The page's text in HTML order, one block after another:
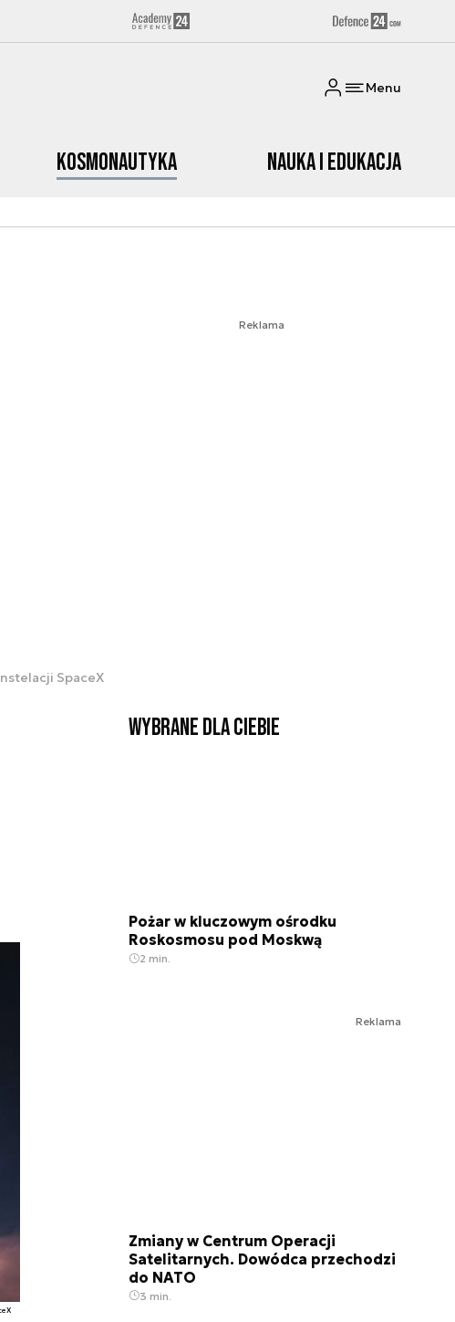
Menu
Kosmonautyka Nauka i edukacja
Reklama
SpaceX
Wybrane dla Ciebie
Pożar w kluczowym ośrodku
Roskosmosu pod Moskwą
2 min.
Reklama
Zmiany w Centrum Operacji
Satelitarnych. Dowódca przechodzi
do NATO
3 min.